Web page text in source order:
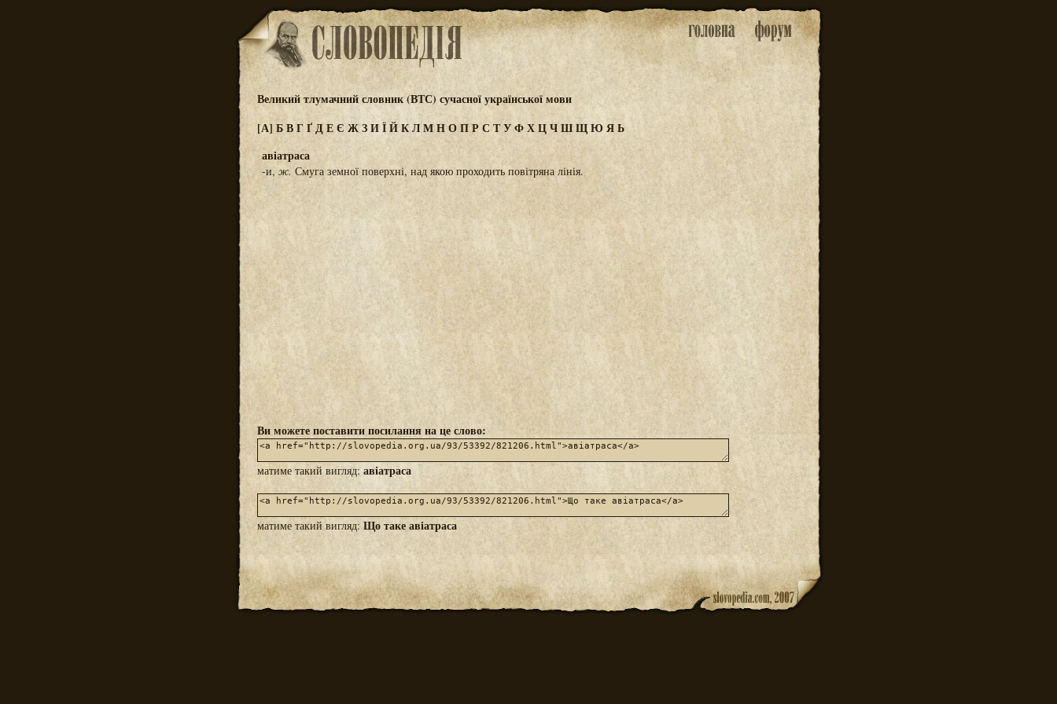
Великий тлумачний словник (ВТС) сучасної української мови
[А] БВГ ҐДЕЄ ЖЗИЇЙКЛМНОПРС ТУФХЦЧШЩЮ ЯЬ
авіатраса
-и,ж. Смуга земної поверхні, над якою проходить повітряна лінія.
Ви можете поставити посилання на це слово:
матиме такий вигляд: авіатраса
матиме такий вигляд:Що таке авіатраса